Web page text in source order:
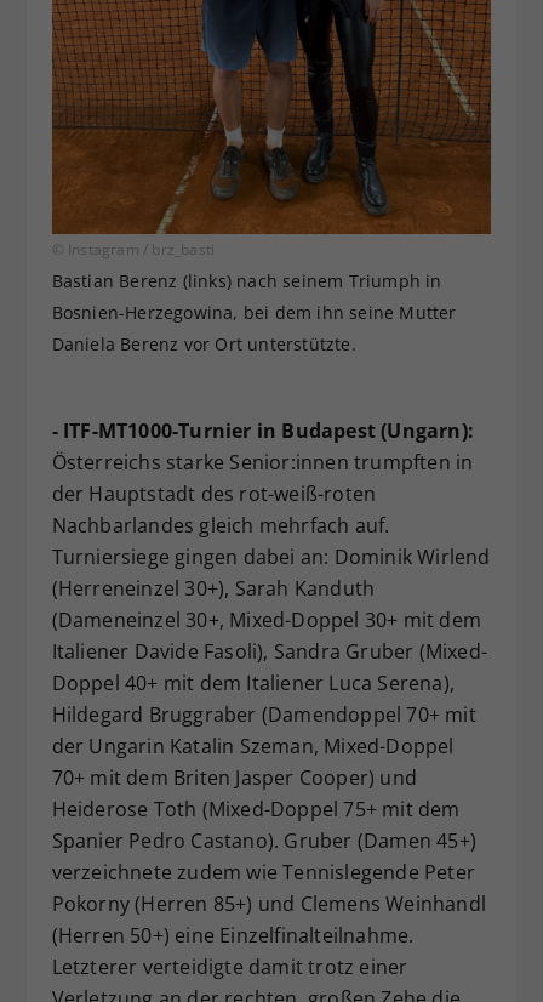
© Instagram / brz_basti
Bastian Berenz (links) nach seinem Triumph in
Bosnien-Herzegowina, bei dem ihn seine Mutter
Daniela Berenz vor Ort unterstützte.
- ITF-MT1000-Turnier in Budapest (Ungarn):
Österreichs starke Senior:innen trumpften in
der Hauptstadt des rot-weiß-roten
Nachbarlandes gleich mehrfach auf.
Turniersiege gingen dabei an: Dominik Wirlend
(Herreneinzel 30+), Sarah Kanduth
(Dameneinzel 30+, Mixed-Doppel 30+ mit dem
Italiener Davide Fasoli), Sandra Gruber (Mixed-
Doppel 40+ mit dem Italiener Luca Serena),
Hildegard Bruggraber (Damendoppel 70+ mit
der Ungarin Katalin Szeman, Mixed-Doppel
70+ mit dem Briten Jasper Cooper) und
Heiderose Toth (Mixed-Doppel 75+ mit dem
Spanier Pedro Castano). Gruber (Damen 45+)
verzeichnete zudem wie Tennislegende Peter
Pokorny (Herren 85+) und Clemens Weinhandl
(Herren 50+) eine Einzelfinalteilnahme.
Letzterer verteidigte damit trotz einer